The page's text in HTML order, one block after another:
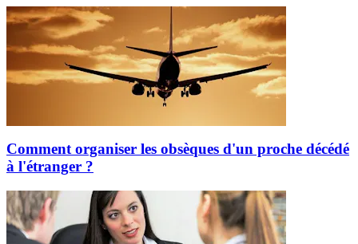
Comment organiser les obsèques d'un proche décédé
à l'étranger ?